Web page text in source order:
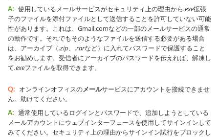
A: 使用しているメールサービスがセキュリティ上の理由から.exe拡張
子のファイルを添付ファイルとして送信することを許可していない可能
性があります。これは、Gmail.comなどの一部のメールサービスの通常
の動作です。それでもそのようなファイルを送信する必要がある場合
は、アーカイブ（.zip、 .rarなど）に入れてパスワードで保護すること
をお勧めします。受信者にアーカイブのパスワードを伝えれば、解凍し
て.exeファイルを取得できます。
Q: オンラインオフィスのメールサービスにアカウントを接続できませ
ん。助けてください。
A: 通常使用しているログインとパスワードで、追加しようとしている
メールアカウントにウェブインターフェースを使用してサインインして
みてください。セキュリティ上の理由からサインイン試行をブロックし